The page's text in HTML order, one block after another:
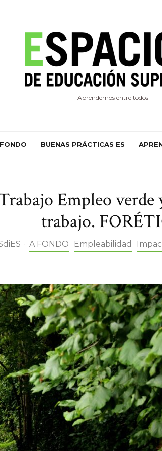
Aprendemos entre todos
BUENAS PRÁCTICAS ES
Empleo
trabajo.
· A FONDO Empleabilidad